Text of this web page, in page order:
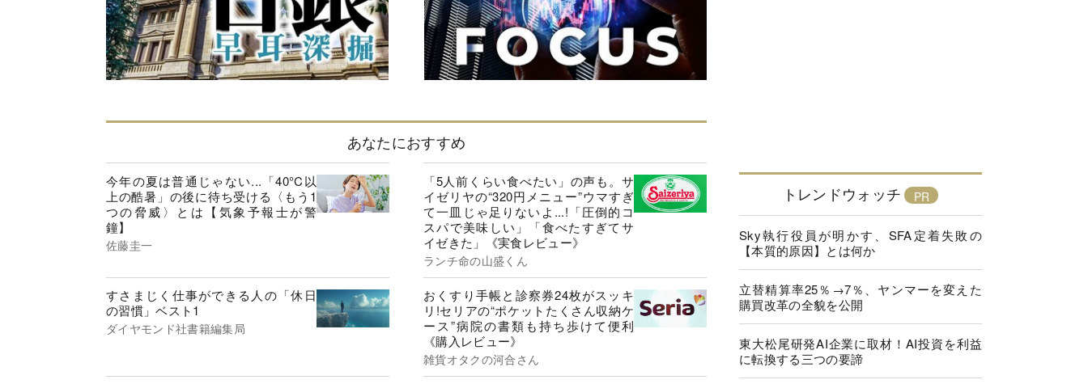
あなたにおすすめ
今年の夏は普通じゃない...「40°C以
上の酷暑」の後に待ち受ける〈もう1
つの脅威〉とは【気象予報士が警
鐘】
佐藤圭一
「5人前くらい食べたい」の声も。サ
イゼリヤの“320円メニュー”ウマすぎ
て一皿じゃ足りないよ...!「圧倒的コ
スパで美味しい」「食べたすぎてサ
イゼきた」《実食レビュー》
ランチ命の山盛くん
すさまじく仕事ができる人の「休日
の習慣」ベスト1
ダイヤモンド社書籍編集局
おくすり手帳と診察券24枚がスッキ
リ!セリアの“ポケットたくさん収納ケ
ース”病院の書類も持ち歩けて便利
《購入レビュー》
雑貨オタクの河合さん
トレンドウォッチ
Sky執行役員が明かす、SFA定着失敗の
【本質的原因】とは何か
立替精算率25％→7％、ヤンマーを変えた
購買改革の全貌を公開
東大松尾研発AI企業に取材！AI投資を利益
に転換する三つの要諦